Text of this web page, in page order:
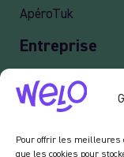
Pour offrir les meilleures
que les cookies pour
ApéroTuk
Entreprise
Events
Services